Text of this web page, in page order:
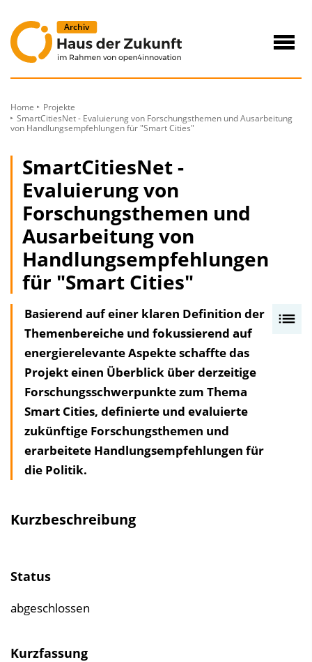
Inhalt
Home
Projekte
SmartCitiesNet - Evaluierung von Forschungsthemen und Ausarbeitung
von Handlungsempfehlungen für "Smart Cities"
SmartCitiesNet -
Evaluierung von
Forschungsthemen und
Ausarbeitung von
Handlungsempfehlungen
für "Smart Cities"
Basierend auf einer klaren Definition der
Themenbereiche und fokussierend auf
energierelevante Aspekte schaffte das
Projekt einen Überblick über derzeitige
Forschungsschwerpunkte zum Thema
Smart Cities, definierte und evaluierte
zukünftige Forschungsthemen und
erarbeitete Handlungsempfehlungen für
die Politik.
Kurzbeschreibung
Status
abgeschlossen
Kurzfassung